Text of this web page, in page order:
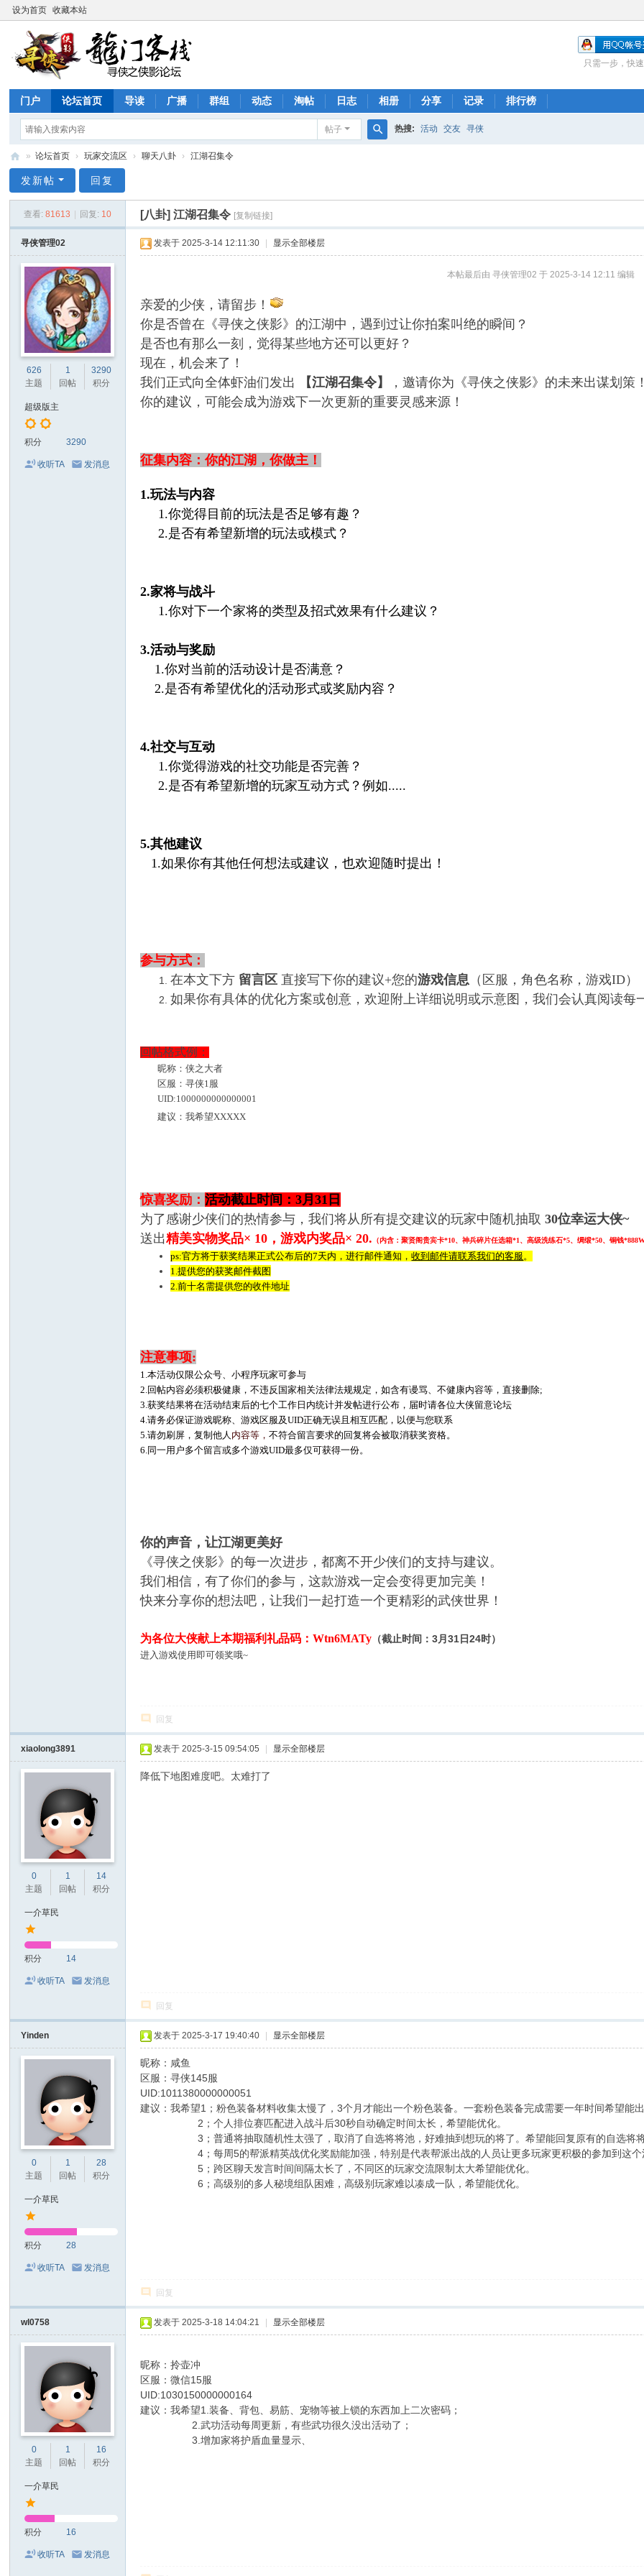
设为首页 收藏本站
只需一步，快
门户 论坛首页 导读 广播 群组 动态 淘帖 日志 相册 分享 记录 排行榜
帖子 热搜: 活动 交友 寻侠
侠
» 论坛首页 › 玩家交流区 › 聊天八卦 › 江湖召集令
发新帖 回复
查看: 81613 回复: 10 [八卦]江湖召集令 [复制链接]
寻侠管理02
626
主题
1
回帖
3290
积分
超级版主
积分 3290
收听TA 发消息
发表于 2025-3-14 12:11:30 显示全部楼层
本帖最后由 寻侠管理02 于 2025-3-14 12:11 编辑
亲爱的少侠，请留步！
你是否曾在《寻侠之侠影》的江湖中，遇到过让你拍案叫绝的瞬间？
是否也有那么一刻，觉得某些地方还可以更好？
现在，机会来了！
我们正式向全体虾油们发出
【江湖召集令】
，邀请你为《寻侠之侠影》的未来出谋划策
你的建议，可能会成为游戏下一次更新的重要灵感来源！
征集内容：你的江湖，你做主！
1.玩法与内容
1.你觉得目前的玩法是否足够有趣？
2.是否有希望新增的玩法或模式？
2.家将与战斗
1.你对下一个家将的类型及招式效果有什么建议？
3.活动与奖励
1.你对当前的活动设计是否满意？
2.是否有希望优化的活动形式或奖励内容？
4.社交与互动
1.你觉得游戏的社交功能是否完善？
2.是否有希望新增的玩家互动方式？例如.....
5.其他建议
1.如果你有其他任何想法或建议，也欢迎随时提出！
参与方式：
在本文下方 留言区 直接写下你的建议+您的游戏信息 （区服，角色名称，游戏ID）
如果你有具体的优化方案或创意，欢迎附上详细说明或示
回帖格式例：
昵称：侠之大者
区服：寻侠1服
UID:1000000000000001
建议：我希望XXXXX
惊喜奖励：活动截止时间：3月31日
为了感谢少侠们的热情参与，我们将从所有提交建议的玩家中随机抽取30位幸运大侠~
送出精美实物奖品× 10，游戏内奖品× 20. （内含：聚贤阁贵宾卡*10、神兵碎片任选箱*1、高级洗练石*5、绸缎*50、铜钱
ps:官方将于获奖结果正式公布后的7天内，进行邮件通知，收到邮件请联系我们的客服。
1.提供您的获奖邮件截图
2.前十名需提供您的收件地址
注意事项:
1.本活动仅限公众号、小程序玩家可参与
2.回帖内容必须积极健康，不违反国家相关法律法规规定，如含有谩骂、不健康内容等，直接删除;
3.获奖结果将在活动结束后的七个工作日内统计并发帖进行公布，届时请各位大侠留意论坛
4.请务必保证游戏昵称、游戏区服及UID正确无误且相互匹配，以便与您联系
5.请勿刷屏，复制他人 内容等，不符合留言要求的回复将会被取消获奖资格。
6.同一用户多个留言或多个游戏UID最多仅可获得一份。
你的声音，让江湖更美好
《寻侠之侠影》的每一次进步，都离不开少侠们的支持与建议。
我们相信，有了你们的参与，这款游戏一定会变得更加完美！
快来分享你的想法吧，让我们一起打造一个更精彩的武侠世界！
为各位大侠献上本期福利礼品码：Wtn6MATy （截止时间：3月31日24时）
进入游戏使用即可领奖哦~
回复
xiaolong3891
0
主题
1
回帖
14
积分
一介草民
积分 14
收听TA 发消息
发表于 2025-3-15 09:54:05 显示全部楼层
降低下地图难度吧。太难打了
回复
Yinden
0
主题
1
回帖
28
积分
一介草民
积分 28
收听TA 发消息
发表于 2025-3-17 19:40:40 显示全部楼层
昵称：咸鱼
区服：寻侠145服
UID:1011380000000051
建议：我希望1；粉色装备材料收集太慢了，3个月才能出一个粉色装备。一套粉色装备完成需要一年时间希望能
2；个人排位赛匹配进入战斗后30秒自动确定时间太长，希望能优化。
3；普通将抽取随机性太强了，取消了自选将将池，好难抽到想玩的将了。希望能回复原有的自选将
4；每周5的帮派精英战优化奖励能加强，特别是代表帮派出战的人员让更多玩家更积极的参加到这个
5；跨区聊天发言时间间隔太长了，不同区的玩家交流限制太大希望能优化。
6；高级别的多人秘境组队困难，高级别玩家难以凑成一队，希望能优化。
回复
wl0758
0
主题
1
回帖
16
积分
一介草民
积分 16
收听TA 发消息
发表于 2025-3-18 14:04:21 显示全部楼层
昵称：拎壶冲
区服：微信15服
UID:1030150000000164
建议：我希望1.装备、背包、易筋、宠物等被上锁的东西加上二次密码；
2.武功活动每周更新，有些武功很久没出活动了；
3.增加家将护盾血量显示、